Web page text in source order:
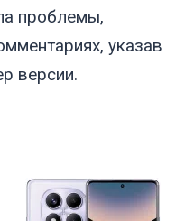
проблемы,
указав
версии.